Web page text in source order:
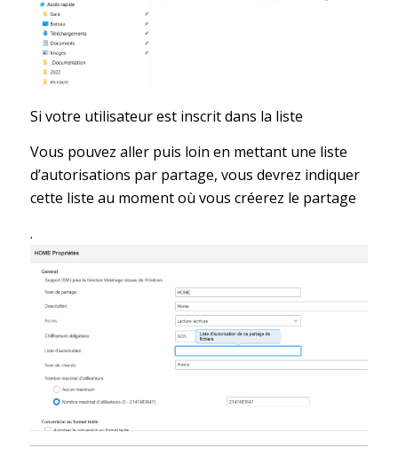
Si votre utilisateur est inscrit dans la liste
Vous pouvez aller puis loin en mettant une liste
d’autorisations par partage, vous devrez indiquer
cette liste au moment où vous créerez le partage
.